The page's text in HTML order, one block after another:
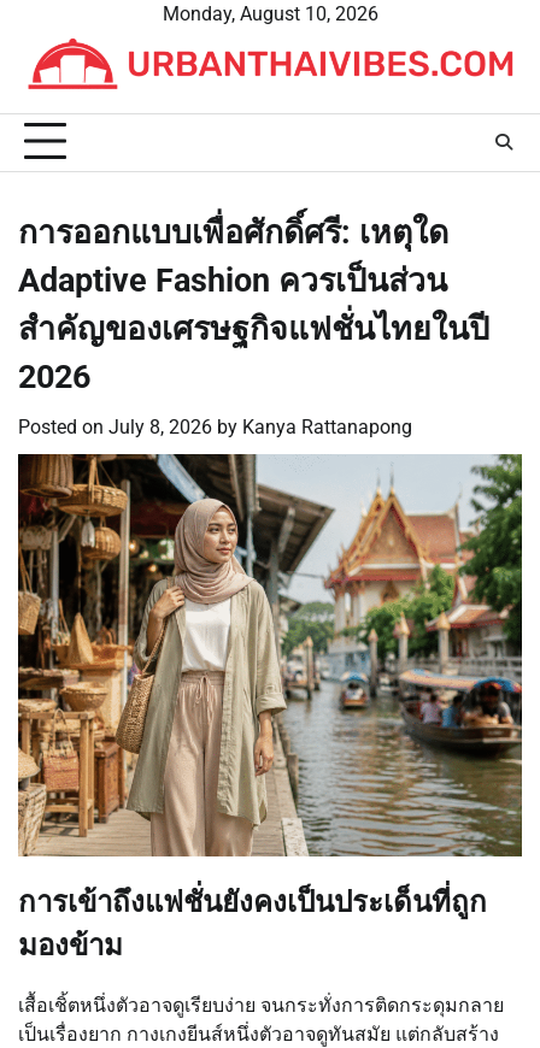
content
Monday, August 10, 2026
การออกแบบเพื่อศักดิ์ศรี: เหตุใด
Adaptive Fashion ควรเป็นส่วน
สำคัญของเศรษฐกิจแฟชั่นไทยในปี
2026
Posted on July 8, 2026 by Kanya Rattanapong
การเข้าถึงแฟชั่นยังคงเป็นประเด็นที่ถูก
มองข้าม
เสื้อเชิ้ตหนึ่งตัวอาจดูเรียบง่าย จนกระทั่งการติดกระดุมกลาย
เป็นเรื่องยาก กางเกงยีนส์หนึ่งตัวอาจดูทันสมัย แต่กลับสร้าง